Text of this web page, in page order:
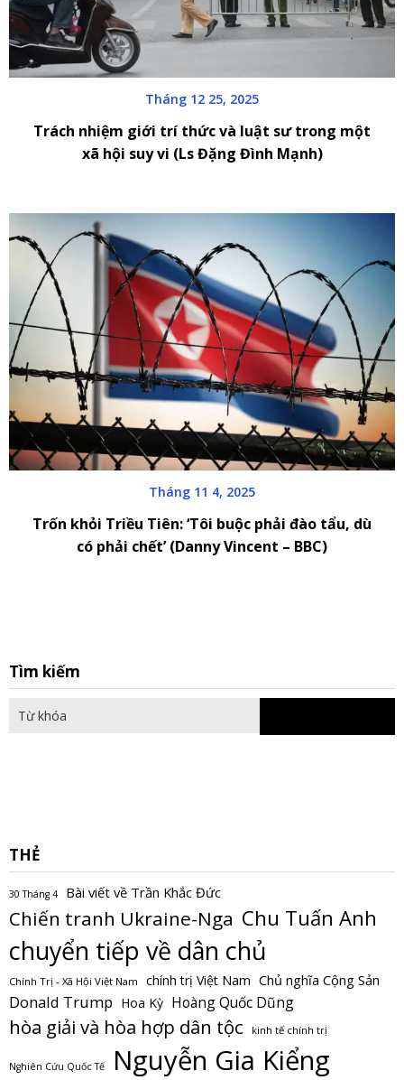
Tháng 12 25, 2025
Trách nhiệm giới trí thức và luật sư trong một
xã hội suy vi (Ls Đặng Đình Mạnh)
Tháng 11 4, 2025
Trốn khỏi Triều Tiên: ‘Tôi buộc phải đào tẩu, dù
có phải chết’ (Danny Vincent – BBC)
Tìm kiếm
THẺ
30 Tháng 4 Bài viết về Trần Khắc Đức
Chiến tranh Ukraine-Nga Chu Tuấn Anh
chuyển tiếp về dân chủ
Chính Trị - Xã Hội Việt Nam chính trị Việt Nam Chủ nghĩa Cộng Sản
Donald Trump Hoa Kỳ Hoàng Quốc Dũng
hòa giải và hòa hợp dân tộc kinh tế chính trị
Nghiên Cứu Quốc Tế Nguyễn Gia Kiểng